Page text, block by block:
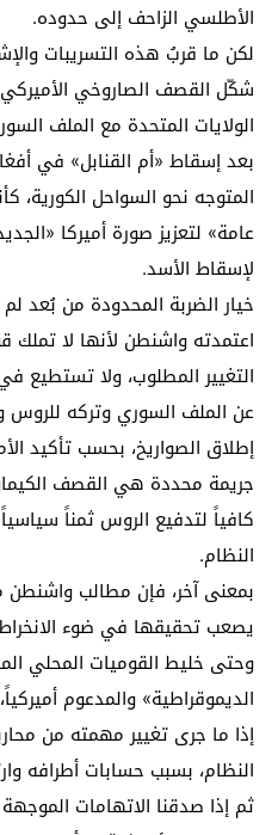
الأطلسي الزاحف إلى حدوده.
لكن ما قربُ هذه التسريبات
شكّل القصف الصاروخي
الولايات المتحدة مع الملف
بعد إسقاط «أم القنابل» في
المتوجه نحو السواحل الكورية،
عامة» لتعزيز صورة أميركا
لإسقاط الأسد.
خيار الضربة المحدودة من بُعد لم
اعتمدته واشنطن لأنها لا
التغيير المطلوب، ولا تستطيع
عن الملف السوري وتركه للروس
إطلاق الصواريخ، بحسب تأكيد
جريمة محددة هي القصف
كافياً لتدفيع الروس ثمناً
النظام.
بمعنى آخر، فإن مطالب
يصعب تحقيقها في ضوء الانخراط
وحتى خليط القوميات المحلي
الديموقراطية» والمدعوم
إذا ما جرى تغيير مهمته من
النظام، بسبب حسابات أطرافه
ثم إذا صدقنا الاتهامات